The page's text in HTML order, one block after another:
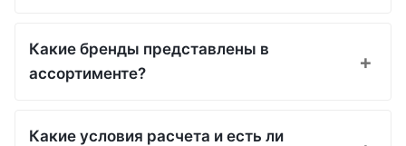
Какие бренды представлены в
ассортименте?
Какие условия расчета и есть ли